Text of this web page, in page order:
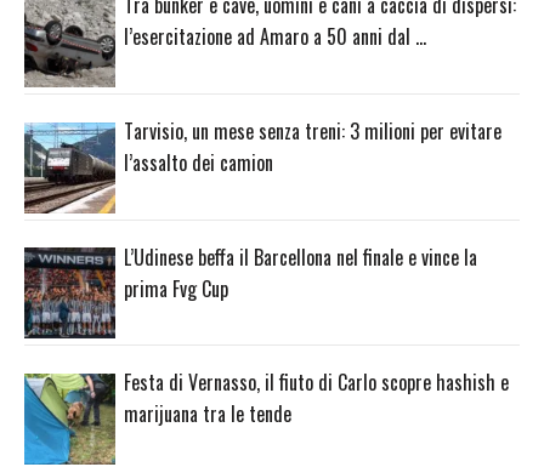
l’esercitazione ad Amaro a 50 anni dal …
Tarvisio, un mese senza treni: 3 milioni per evitare
l’assalto dei camion
L’Udinese beffa il Barcellona nel finale e vince la
prima Fvg Cup
Festa di Vernasso, il fiuto di Carlo scopre hashish e
marijuana tra le tende